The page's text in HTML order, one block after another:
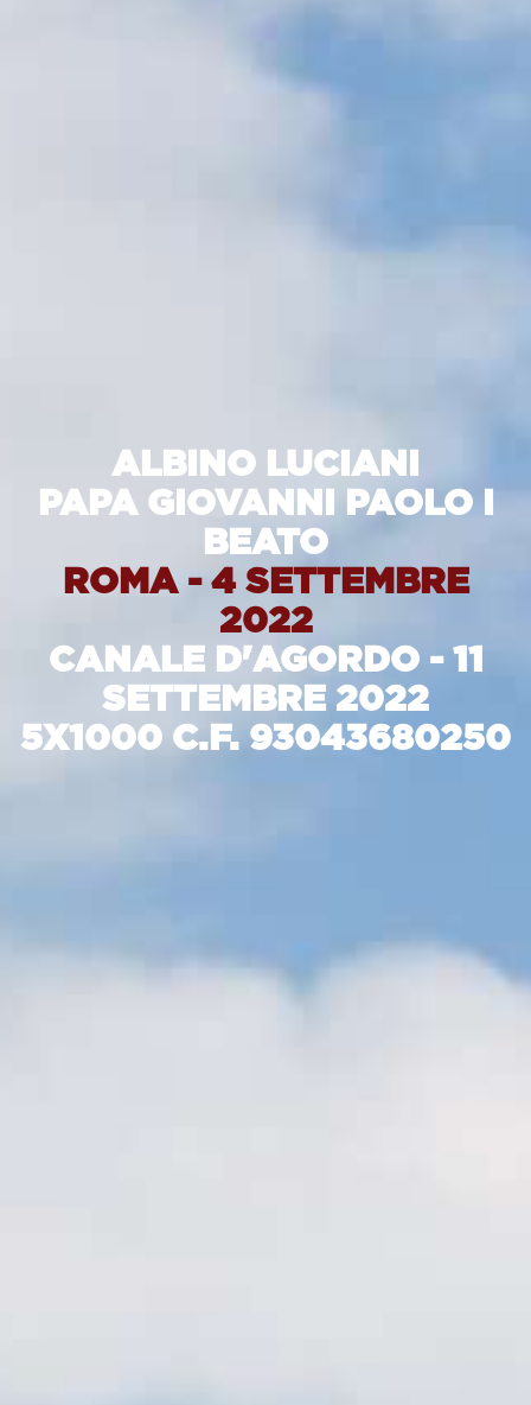
ALBINO LUCIANI
PAPA GIOVANNI PAOLO I
BEATO
ROMA - 4 SETTEMBRE
2022
CANALE D'AGORDO - 11
SETTEMBRE 2022
5X1000 C.F. 93043680250